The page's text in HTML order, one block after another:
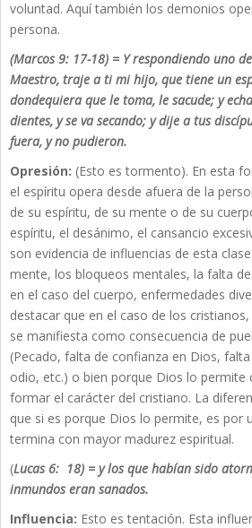
voluntad. Aquí también los demonios
persona.
(Marcos 9: 17-18) = Y respondiendo uno
Maestro, traje a ti mi hijo, que tiene un
dondequiera que le toma, le sacude; y
dientes, y se va secando; y dije a tus
fuera, y no pudieron.
Opresión: (Esto es tormento). En esta
el espíritu opera desde afuera de la
de su espíritu, de su mente o de su
espíritu, el desánimo, el cansancio
son evidencia de influencias de esta
mente, los bloqueos mentales, la falta
en el caso del cuerpo, enfermedades
destacar que en el caso de los
se manifiesta como consecuencia de
(Pecado, falta de confianza en Dios,
odio, etc.) o bien porque Dios lo permite
formar el carácter del cristiano. La
que si es porque Dios lo permite, es por
termina con mayor madurez espiritual.
(Lucas 6: 18) = y los que habían sido
inmundos eran sanados.
Influencia: Esto es tentación. Esta